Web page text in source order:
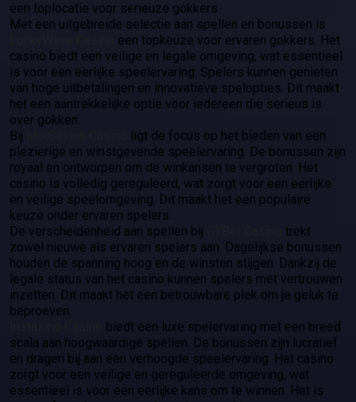
een toplocatie voor serieuze gokkers.
Met een uitgebreide selectie aan spellen en bonussen is
een topkeuze voor ervaren gokkers. Het
casino biedt een veilige en legale omgeving, wat essentieel
is voor een eerlijke speelervaring. Spelers kunnen genieten
van hoge uitbetalingen en innovatieve spelopties. Dit maakt
het een aantrekkelijke optie voor iedereen die serieus is
over gokken.
Bij
ligt de focus op het bieden van een
plezierige en winstgevende speelervaring. De bonussen zijn
royaal en ontworpen om de winkansen te vergroten. Het
casino is volledig gereguleerd, wat zorgt voor een eerlijke
en veilige speelomgeving. Dit maakt het een populaire
keuze onder ervaren spelers.
De verscheidenheid aan spellen bij
trekt
zowel nieuwe als ervaren spelers aan. Dagelijkse bonussen
houden de spanning hoog en de winsten stijgen. Dankzij de
legale status van het casino kunnen spelers met vertrouwen
inzetten. Dit maakt het een betrouwbare plek om je geluk te
beproeven.
biedt een luxe spelervaring met een breed
scala aan hoogwaardige spellen. De bonussen zijn lucratief
en dragen bij aan een verhoogde speelervaring. Het casino
zorgt voor een veilige en gereguleerde omgeving, wat
essentieel is voor een eerlijke kans om te winnen. Het is